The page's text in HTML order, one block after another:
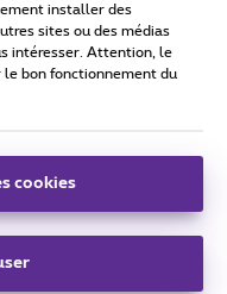
Bruxelles.
installer des
sites ou des médias
intéresser. Attention, le
le bon fonctionnement du
cookies